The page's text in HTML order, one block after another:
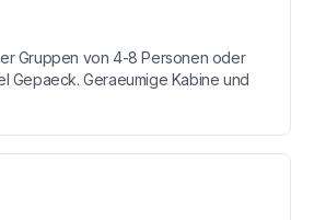
Gruppen von 4-8 Personen oder
Gepaeck. Geraeumige Kabine und